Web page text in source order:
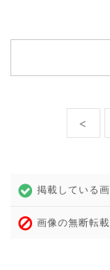
<
掲載している
画像の無断転